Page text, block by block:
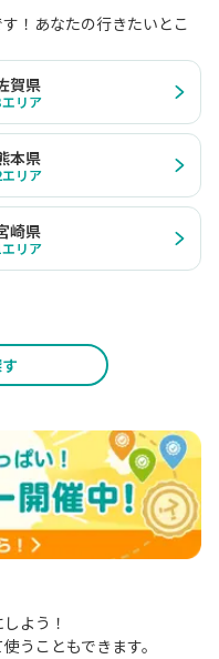
！あなたの行きたいとこ
賀県
エリア
本県
エリア
崎県
エリア
よう！
うこともできます。